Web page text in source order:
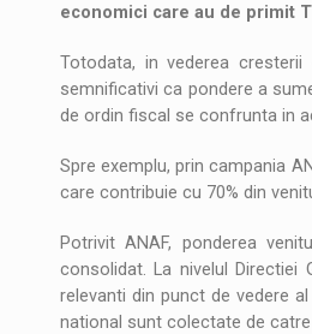
economici care au de primit
Totodata, in vederea
semnificativi ca pondere a
de ordin fiscal se confrunta in
Spre exemplu, prin campania
care contribuie cu 70% din
Potrivit ANAF, ponderea
consolidat. La nivelul Directiei
relevanti din punct de vedere
national sunt colectate de